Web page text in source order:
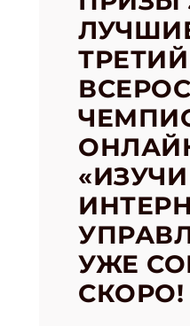
ТРЕТИЙ
«ИЗУЧИ
УЖЕ
СКОРО!